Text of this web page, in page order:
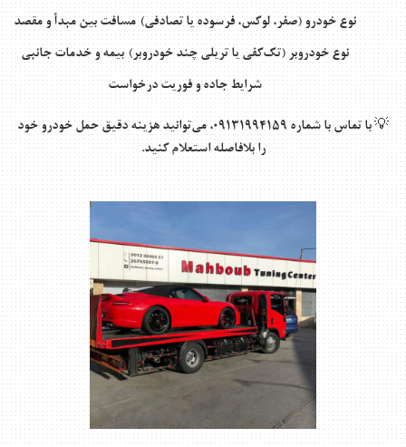
نوع خودرو (صفر، لوکس، فرسوده یا تصادفی) مسافت بین مبدأ و مقصد
نوع خودروبر (تک‌کفی یا تریلی چند خودروبر) بیمه و خدمات جانبی
شرایط جاده و فوریت درخواست
💡 با تماس با شماره09131994159، می‌توانید هزینه دقیق حمل خودرو خود
را بلافاصله استعلام کنید.